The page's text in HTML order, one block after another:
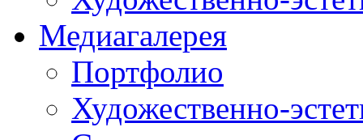
Медиагалерея
Портфолио
Художественно-